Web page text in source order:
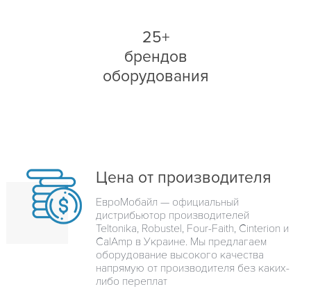
25+
брендов
оборудования
Цена от производителя
ЕвроМобайл — официальный
дистрибьютор производителей
Teltonika, Robustel, Four-Faith, Cinterion и
CalAmp в Украине. Мы предлагаем
оборудование высокого качества
напрямую от производителя без каких-
либо переплат